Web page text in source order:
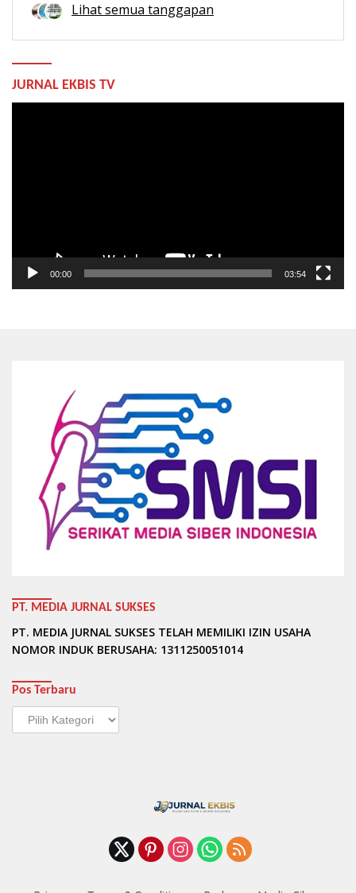
Lihat semua tanggapan
JURNAL EKBIS TV
00:00 03:54
PT. MEDIA JURNAL SUKSES
PT. MEDIA JURNAL SUKSES TELAH MEMILIKI IZIN USAHA
NOMOR INDUK BERUSAHA: 1311250051014
Pos Terbaru
Pos
Terbaru